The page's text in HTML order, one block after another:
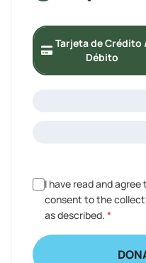
Tarjeta de Crédito
Débito
I have read and agree
consent to the
as described. *